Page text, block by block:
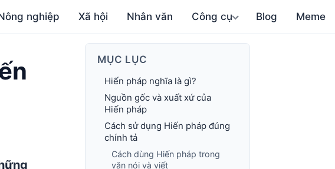
nghiệp Xã hội Nhân văn Công cụ Blog Meme
MỤC LỤC
Hiến pháp nghĩa là gì?
Nguồn gốc và xuất xứ của
Hiến pháp
Cách sử dụng Hiến pháp đúng
chính tả
Cách dùng Hiến pháp trong
văn nói và viết